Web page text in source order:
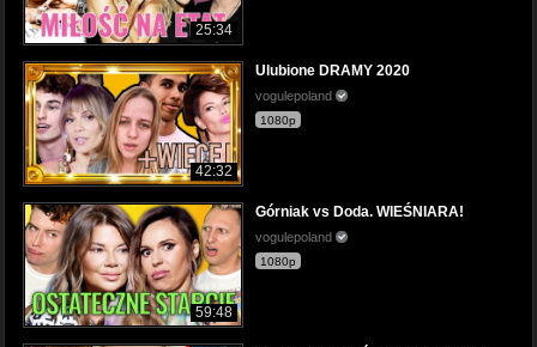
25:34
42:32
Ulubione DRAMY 2020
vogulepoland
1080p
59:48
Górniak vs Doda. WIEŚNIARA!
vogulepoland
1080p